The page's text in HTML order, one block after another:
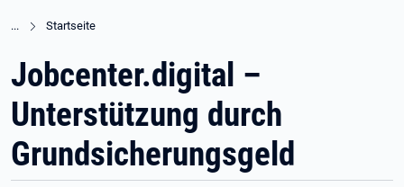
Startseite
Jobcenter.digital –
Unterstützung durch
Grundsicherungsgeld